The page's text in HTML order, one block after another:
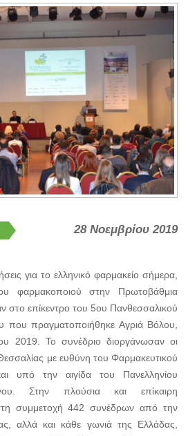
28 Νοεμβρίου 2019
για το ελληνικό φαρμακείο σήμερα,
φαρμακοποιού στην Πρωτοβάθμια
στο επίκεντρο του 5ου Πανθεσσαλικού
που πραγματοποιήθηκε Αγριά Βόλου,
2019. Το συνέδριο διοργάνωσαν οι
με ευθύνη του Φαρμακευτικού
υπό την αιγίδα του Πανελληνίου
Στην πλούσια και επίκαιρη
συμμετοχή 442 συνέδρων από την
αλλά και κάθε γωνιά της Ελλάδας,